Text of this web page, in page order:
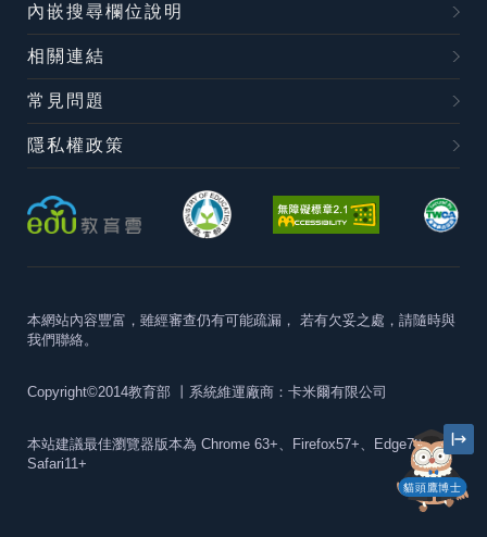
貓頭鷹博士
內嵌搜尋欄位說明
相關連結
常見問題
隱私權政策
本網站內容豐富，雖經審查仍有可能疏漏， 若有欠妥之處，請隨時與
我們聯絡。
Copyright©2014教育部 丨系統維運廠商：卡米爾有限公司
本站建議最佳瀏覽器版本為 Chrome 63+、Firefox57+、Edge79+及
Safari11+